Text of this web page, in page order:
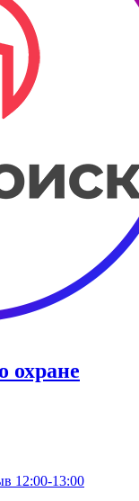
охране
12:00-13:00